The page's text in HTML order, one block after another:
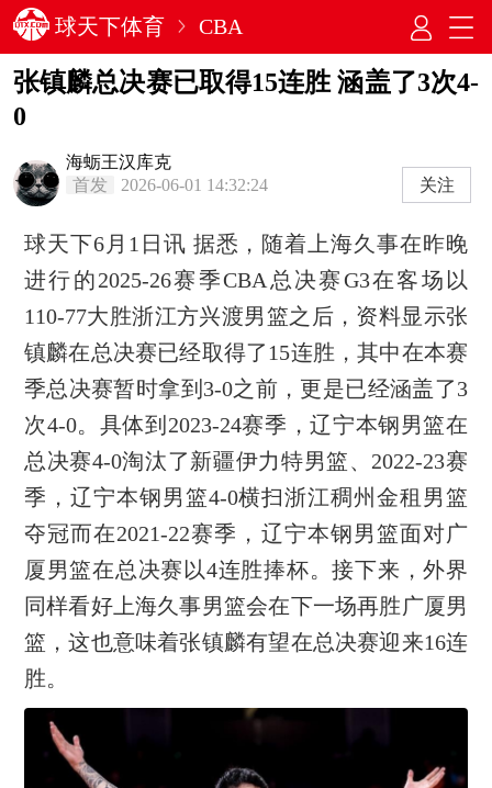
球天下体育 CBA
张镇麟总决赛已取得15连胜 涵盖了3次4-
0
海蛎王汉库克
首发
2026-06-01 14:32:24 关注
球天下6月1日讯 据悉，随着上海久事在昨晚
进行的2025-26赛季CBA总决赛G3在客场以
110-77大胜浙江方兴渡男篮之后，资料显示张
镇麟在总决赛已经取得了15连胜，其中在本赛
季总决赛暂时拿到3-0之前，更是已经涵盖了3
次4-0。具体到2023-24赛季，辽宁本钢男篮在
总决赛4-0淘汰了新疆伊力特男篮、2022-23赛
季，辽宁本钢男篮4-0横扫浙江稠州金租男篮
夺冠而在2021-22赛季，辽宁本钢男篮面对广
厦男篮在总决赛以4连胜捧杯。接下来，外界
同样看好上海久事男篮会在下一场再胜广厦男
篮，这也意味着张镇麟有望在总决赛迎来16连
胜。